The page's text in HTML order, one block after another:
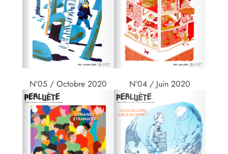
N°05 / Octobre 2020 N°04 / Juin 2020